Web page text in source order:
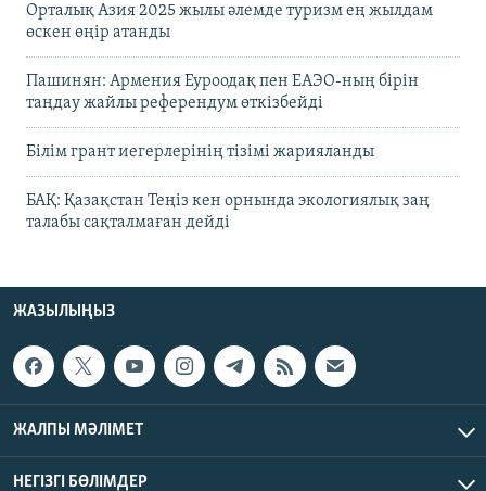
Орталық Азия 2025 жылы әлемде туризм ең жылдам
өскен өңір атанды
Пашинян: Армения Еуроодақ пен ЕАЭО-ның бірін
таңдау жайлы референдум өткізбейді
Білім грант иегерлерінің тізімі жарияланды
БАҚ: Қазақстан Теңіз кен орнында экологиялық заң
талабы сақталмаған дейді
ЖАЗЫЛЫҢЫЗ
ЖАЛПЫ МӘЛІМЕТ
НЕГІЗГІ БӨЛІМДЕР